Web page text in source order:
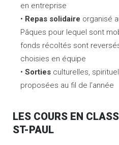
en entreprise
Repas solidaire organisé
Pâques pour lequel sont
fonds récoltés sont
choisies en équipe
Sorties culturelles,
proposées au fil de l’année
LES COURS EN
ST-PAUL